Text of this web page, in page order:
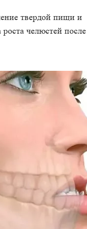
твердой пищи и
роста челюстей после